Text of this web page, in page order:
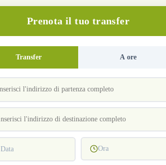
Prenota il tuo transfer
Transfer A ore
Data Ora